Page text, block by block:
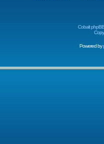
Cobalt
Powered by